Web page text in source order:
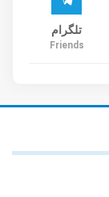
تلگرام
Friends